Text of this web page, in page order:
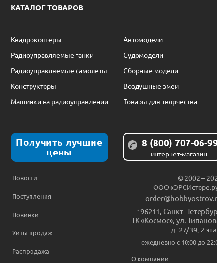
КАТАЛОГ ТОВАРОВ
Квадрокоптеры
Автомодели
Радиоуправляемые танки
Судомодели
Радиоуправляемые самолеты
Сборные модели
Конструкторы
Воздушные змеи
Машинки на радиоуправлении
Товары для творчества
Получить лучшие
цены
8 (800) 707-06-
интернет-магазин
Новости
Поступления
Новинки
Хиты продаж
Распродажа
© 2002 –
ООО
196211 Санкт-
ТК «Космос», ул.
д. 27/39, 2
ежедневно c 10:00 до
О компании